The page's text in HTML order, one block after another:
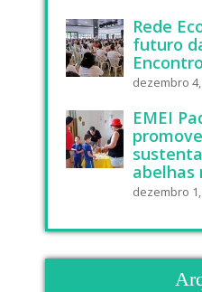
Rede
futuro
dezembro 4,
EMEI
abelhas
dezembro 1,